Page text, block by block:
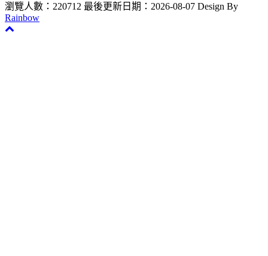
瀏覽人數：220712 最後更新日期：2026-08-07 Design By
Rainbow